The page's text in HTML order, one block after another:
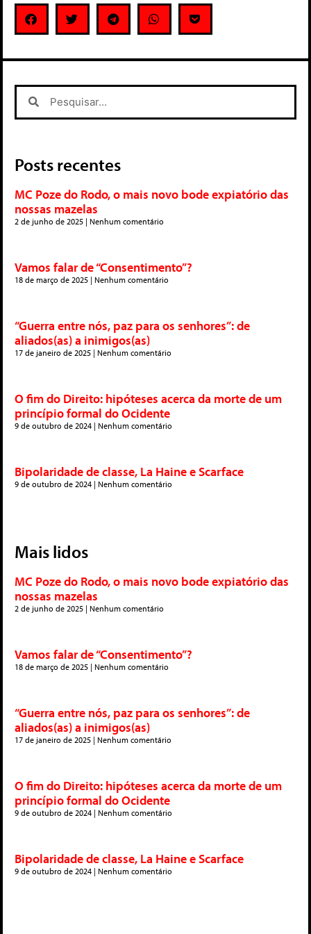
Posts recentes
MC Poze do Rodo, o mais novo bode expiatório das
nossas mazelas
2 de junho de 2025 Nenhum comentário
Vamos falar de “Consentimento”?
18 de março de 2025 Nenhum comentário
“Guerra entre nós, paz para os senhores”: de
aliados(as) a inimigos(as)
17 de janeiro de 2025 Nenhum comentário
O fim do Direito: hipóteses acerca da morte de um
princípio formal do Ocidente
9 de outubro de 2024 Nenhum comentário
Bipolaridade de classe, La Haine e Scarface
9 de outubro de 2024 Nenhum comentário
Mais lidos
MC Poze do Rodo, o mais novo bode expiatório das
nossas mazelas
2 de junho de 2025 Nenhum comentário
Vamos falar de “Consentimento”?
18 de março de 2025 Nenhum comentário
“Guerra entre nós, paz para os senhores”: de
aliados(as) a inimigos(as)
17 de janeiro de 2025 Nenhum comentário
O fim do Direito: hipóteses acerca da morte de um
princípio formal do Ocidente
9 de outubro de 2024 Nenhum comentário
Bipolaridade de classe, La Haine e Scarface
9 de outubro de 2024 Nenhum comentário